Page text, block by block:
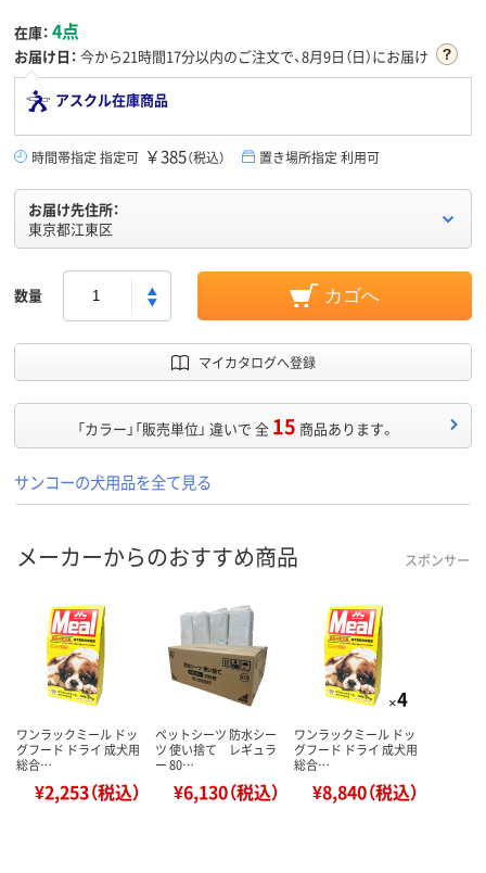
在庫： 4点
お届け日： 今から21時間17分以内のご注文で、8月9日（日）にお届け
アスクル在庫商品
時間帯指定 指定可 ￥385（税込） 置き場所指定 利用可
お届け先住所：
東京都江東区
数量 カゴへ
マイカタログへ登録
「カラー」「販売単位」 違いで 全 15 商品あります。
サンコーの犬用品を全て見る
メーカーからのおすすめ商品 スポンサー
ワンラックミール ドッ
グフード ドライ 成犬用
総合…
¥2,253（税込）
ペットシーツ 防水シー
ツ 使い捨て レギュラ
ー 80…
¥6,130（税込）
ワンラックミール ドッ
グフード ドライ 成犬用
総合…
¥8,840（税込）